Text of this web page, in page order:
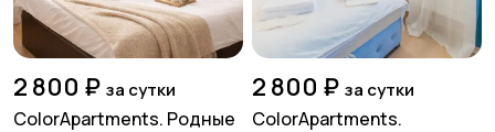
2 800 ₽ за сутки
ColorApartments. Родные
2 800 ₽ за сутки
ColorApartments.